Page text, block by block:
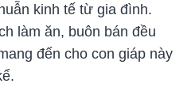
kinh tế từ gia đình.
làm ăn, buôn bán đều
đến cho con giáp này